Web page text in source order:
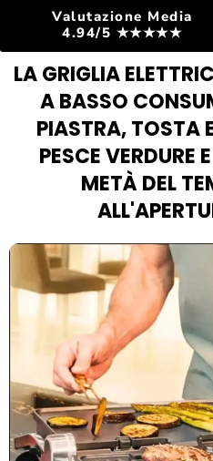
Valutazione Media
4.94/5 ★★★★★
LA GRIGLIA
A BASSO
PIASTRA, TOSTA
PESCE VERDURE
METÀ DEL